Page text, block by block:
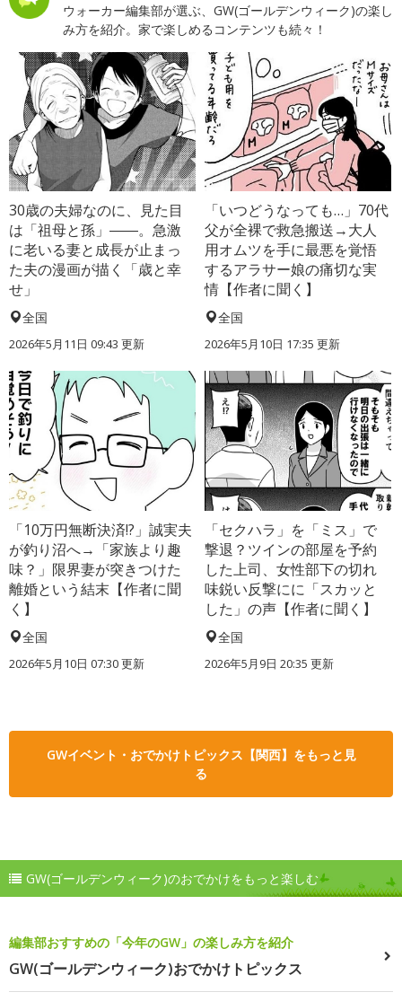
ウォーカー編集部が選ぶ、GW(ゴールデンウィーク)の楽し
み方を紹介。家で楽しめるコンテンツも続々！
30歳の夫婦なのに、見た目
は「祖母と孫」――。急激
に老いる妻と成長が止まっ
た夫の漫画が描く「歳と幸
せ」
全国
2026年5月11日 09:43 更新
「いつどうなっても…」70代
父が全裸で救急搬送→大人
用オムツを手に最悪を覚悟
するアラサー娘の痛切な実
情【作者に聞く】
全国
2026年5月10日 17:35 更新
「10万円無断決済!?」誠実夫
が釣り沼へ→「家族より趣
味？」限界妻が突きつけた
離婚という結末【作者に聞
く】
全国
2026年5月10日 07:30 更新
「セクハラ」を「ミス」で
撃退？ツインの部屋を予約
した上司、女性部下の切れ
味鋭い反撃にに「スカッと
した」の声【作者に聞く】
全国
2026年5月9日 20:35 更新
GWイベント・おでかけトピックス【関西】をもっと見
る
GW(ゴールデンウィーク)のおでかけをもっと楽しむ
編集部おすすめの「今年のGW」の楽しみ方を紹介
GW(ゴールデンウィーク)おでかけトピックス